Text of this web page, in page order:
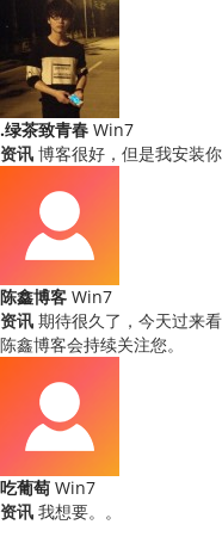
.绿茶致青春 Win7
资讯 博客很好，但是我安装
陈鑫博客 Win7
资讯 期待很久了，今天过来
陈鑫博客会持续关注您。
吃葡萄 Win7
资讯 我想要。。